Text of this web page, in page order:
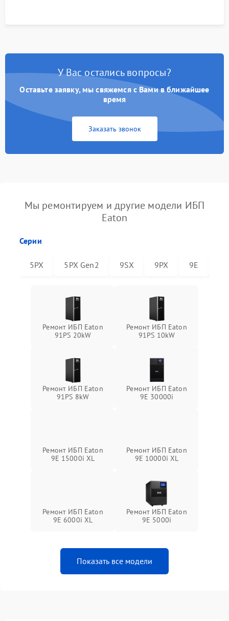
У Вас остались вопросы?
Оставьте заявку, мы свяжемся с Вами в ближайшее
время
Заказать звонок
Мы ремонтируем и другие модели ИБП
Eaton
Серии
5PX 5PX Gen2 9SX 9PX 9E
Ремонт ИБП Eaton
91PS 20kW
Ремонт ИБП Eaton
91PS 10kW
Ремонт ИБП Eaton
91PS 8kW
Ремонт ИБП Eaton
9E 30000i
Ремонт ИБП Eaton
9E 15000i XL
Ремонт ИБП Eaton
9E 10000i XL
Ремонт ИБП Eaton
9E 6000i XL
Ремонт ИБП Eaton
9E 5000i
Показать все модели